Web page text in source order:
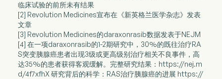
临床试验的前所未有结果
[2] Revolution Medicines宣布在《新英格兰医学杂志》发表
文章
[3] Revolution Medicines的daraxonrasib数据发表于NEJM
[4] 在一项daraxonrasib的1-2期研究中，30%的既往治疗RA
S突变胰腺癌患者出现3级或更高级别治疗相关不良事件，高
达35%的患者获得客观缓解。完整研究结果：https://nej.m
d/4f7xfhX 研究背后的科学：RAS治疗胰腺癌的进展 https://